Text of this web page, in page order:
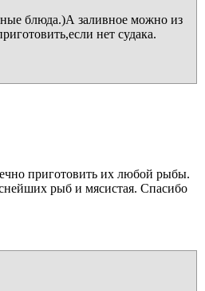
блюда.)А заливное можно из
нет судака.
приготовить их любой рыбы.
рыб и мясистая. Спасибо